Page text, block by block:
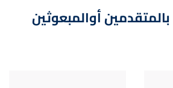
أوالمبعوثين